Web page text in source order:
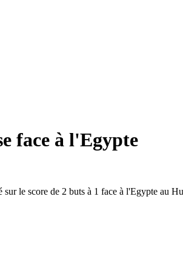
face à l'Egypte
le score de 2 buts à 1 face à l'Egypte au